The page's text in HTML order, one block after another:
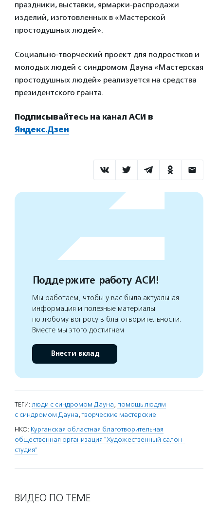
праздники, выставки, ярмарки-распродажи
изделий, изготовленных в «Мастерской
простодушных людей».
Cоциально-творческий проект для подростков и
молодых людей с синдромом Дауна «Мастерская
простодушных людей» реализуется на средства
президентского гранта.
Подписывайтесь на канал АСИ в
Яндекс.Дзен
Поддержите работу АСИ!
Мы работаем, чтобы у вас была актуальная
информация и полезные материалы
по любому вопросу в благотворительности.
Вместе мы этого достигнем
Внести вклад
ТЕГИ: люди с синдромом Дауна, помощь людям
с синдромом Дауна,творческие мастерские
НКО: Курганская областная благотворительная
общественная организация "Художественный салон-
студия"
ВИДЕО ПО ТЕМЕ